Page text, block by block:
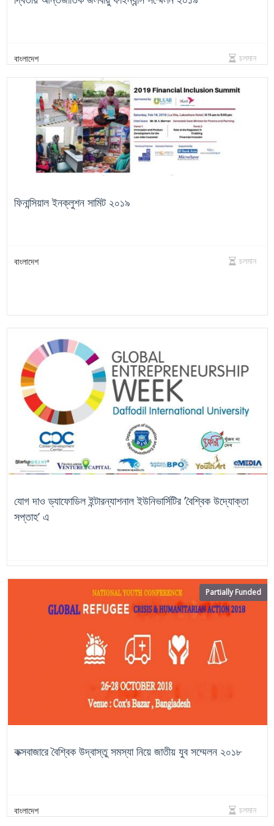
বাংলাদেশ চলমান
ফিনান্সিয়াল ইনক্লুশন সামিট ২০১৯
বাংলাদেশ চলমান
যোগ দাও ড্যাফোডিল ইন্টারন্যাশনাল ইউনিভার্সিটির ‘বৈশ্বিক উদ্যোক্তা
সপ্তাহ’ এ
কক্সবাজারে বৈশ্বিক উদ্বাস্তু সমস্যা নিয়ে জাতীয় যুব সম্মেলন ২০১৮
Partially Funded
বাংলাদেশ চলমান